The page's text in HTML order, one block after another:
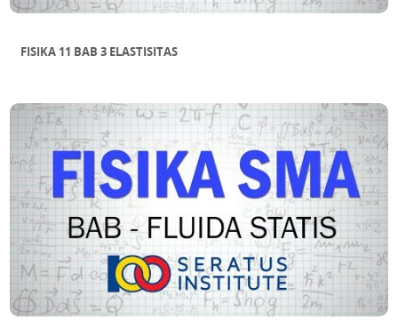
FISIKA 11 BAB 3 ELASTISITAS